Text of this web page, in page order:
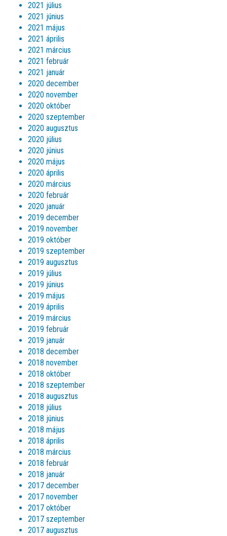
2021 július
2021 június
2021 május
2021 április
2021 március
2021 február
2021 január
2020 december
2020 november
2020 október
2020 szeptember
2020 augusztus
2020 július
2020 június
2020 május
2020 április
2020 március
2020 február
2020 január
2019 december
2019 november
2019 október
2019 szeptember
2019 augusztus
2019 július
2019 június
2019 május
2019 április
2019 március
2019 február
2019 január
2018 december
2018 november
2018 október
2018 szeptember
2018 augusztus
2018 július
2018 június
2018 május
2018 április
2018 március
2018 február
2018 január
2017 december
2017 november
2017 október
2017 szeptember
2017 augusztus